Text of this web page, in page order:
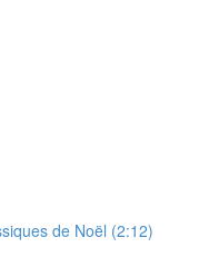
de Noël (2:12)